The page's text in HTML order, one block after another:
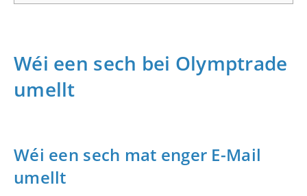
Wéi een sech bei Olymptrade
umellt
Wéi een sech mat enger E-Mail
umellt